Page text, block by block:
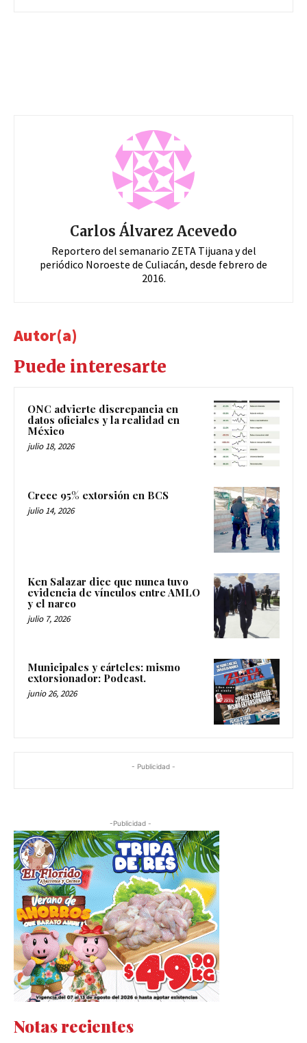
Carlos Álvarez Acevedo
Reportero del semanario ZETA Tijuana y del
periódico Noroeste de Culiacán, desde febrero de
2016.
Autor(a)
Puede interesarte
ONC advierte discrepancia en
datos oficiales y la realidad en
México
julio 18, 2026
Crece 95% extorsión en BCS
julio 14, 2026
Ken Salazar dice que nunca tuvo
evidencia de vínculos entre AMLO
y el narco
julio 7, 2026
Municipales y cárteles: mismo
extorsionador: Podcast.
junio 26, 2026
- Publicidad -
-Publicidad -
Notas recientes